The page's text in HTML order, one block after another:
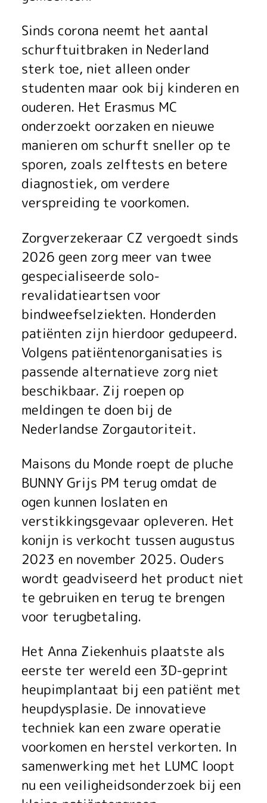
n
k
e
r
h
e
r
k
e
n
t
a
l
s
j
e
v
e
r
d
e
r
k
i
j
k
t
d
a
n
e
f
s
l
a
n
k
m
e
d
i
c
i
j
n
e
n
m
o
g
e
n
v
o
o
r
s
c
h
r
i
j
i
c
o
g
a
a
t
o
n
d
e
r
t
o
e
k
o
m
s
t
i
g
k
a
b
i
n
e
t
o
S
c
h
u
r
f
t
s
i
n
d
s
c
o
r
o
n
a
g
e
e
n
v
e
r
g
e
t
e
n
Sinds corona neemt het aantal
schurftuitbraken in Nederland
sterk toe, niet alleen onder
studenten maar ook bij kinderen en
ouderen. Het Erasmus MC
onderzoekt oorzaken en nieuwe
manieren om schurft sneller op te
sporen, zoals zelftests en betere
diagnostiek, om verdere
verspreiding te voorkomen.
C
Z
v
e
r
g
o
e
d
t
z
o
r
g
v
a
n
t
w
e
e
g
Zorgverzekeraar CZ vergoedt sinds
2026 geen zorg meer van twee
gespecialiseerde solo-
revalidatieartsen voor
bindweefselziekten. Honderden
patiënten zijn hierdoor gedupeerd.
Volgens patiëntenorganisaties is
passende alternatieve zorg niet
beschikbaar. Zij roepen op
meldingen te doen bij de
Nederlandse Zorgautoriteit.
M
a
i
s
o
n
s
d
u
M
o
n
d
Maisons du Monde roept de pluche
BUNNY Grijs PM terug omdat de
ogen kunnen loslaten en
verstikkingsgevaar opleveren. Het
konijn is verkocht tussen augustus
2023 en november 2025. Ouders
wordt geadviseerd het product niet
te gebruiken en terug te brengen
voor terugbetaling.
W
e
r
e
l
d
Het Anna Ziekenhuis plaatste als
eerste ter wereld een 3D-geprint
heupimplantaat bij een patiënt met
heupdysplasie. De innovatieve
techniek kan een zware operatie
voorkomen en herstel verkorten. In
samenwerking met het LUMC loopt
nu een veiligheidsonderzoek bij een